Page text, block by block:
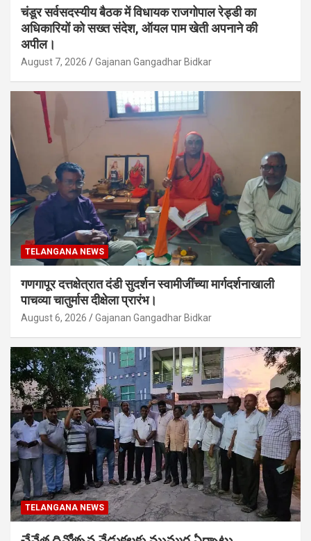
चंडूर सर्वसदस्यीय बैठक में विधायक राजगोपाल रेड्डी का
अधिकारियों को सख्त संदेश, ऑयल पाम खेती अपनाने की
अपील।
August 7, 2026 Gajanan Gangadhar Bidkar
TELANGANA NEWS
गणगापूर दत्तक्षेत्रात दंडी सुदर्शन स्वामीजींच्या मार्गदर्शनाखाली
पाचव्या चातुर्मास दीक्षेला प्रारंभ।
August 6, 2026 Gajanan Gangadhar Bidkar
TELANGANA NEWS